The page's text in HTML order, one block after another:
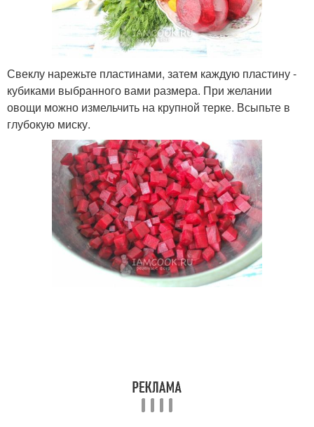
Свеклу нарежьте пластинами, затем каждую пластину -
кубиками выбранного вами размера. При желании
овощи можно измельчить на крупной терке. Всыпьте в
глубокую миску.